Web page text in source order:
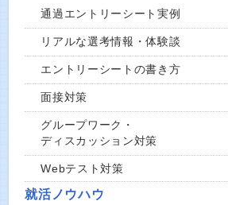
通過エントリーシート実例
リアルな選考情報・体験談
エントリーシートの書き方
面接対策
グループワーク・
ディスカッション対策
Webテスト対策
就活ノウハウ